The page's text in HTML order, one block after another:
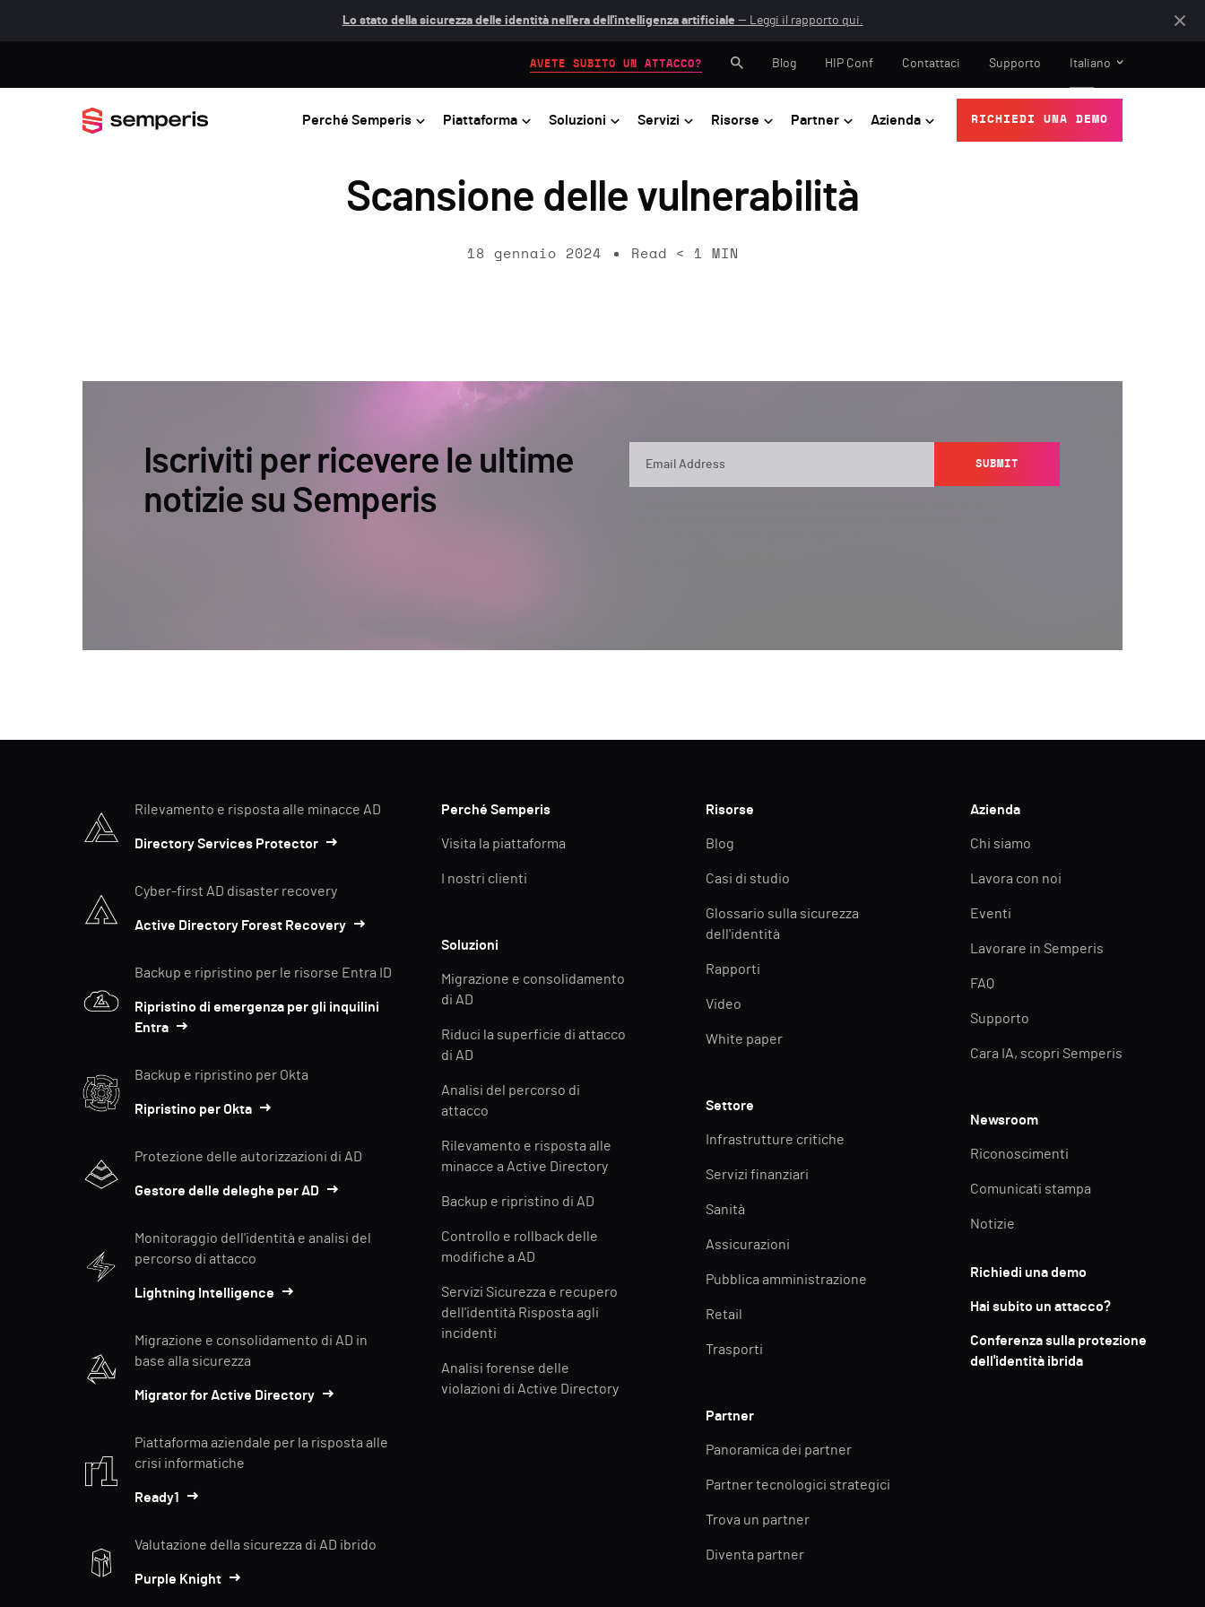
Lo stato della sicurezza delle identità nell'era dell'intelligenza artificiale — Leggi il rapporto qui.
Perché Semperis Piattaforma Soluzioni Servizi Risorse Partner Azienda RICHIEDI UNA DEMO
AVETE SUBITO UN ATTACCO? Blog HIP Conf Contattaci Supporto Italiano
Scansione delle vulnerabilità
18 gennaio 2024 Read < 1 MIN
Iscriviti per ricevere le ultime
notizie su Semperis
SUBMIT
Rilevamento e risposta alle minacce AD
Directory Services Protector
Cyber-first AD disaster recovery
Active Directory Forest Recovery
Backup e ripristino per le risorse Entra ID
Ripristino di emergenza per gli inquilini
Entra
Backup e ripristino per Okta
Ripristino per Okta
Protezione delle autorizzazioni di AD
Gestore delle deleghe per AD
Monitoraggio dell'identità e analisi del
percorso di attacco
Lightning Intelligence
Migrazione e consolidamento di AD in
base alla sicurezza
Migrator for Active Directory
Piattaforma aziendale per la risposta alle
crisi informatiche
Ready1
Valutazione della sicurezza di AD ibrido
Purple Knight
Perché Semperis
Visita la piattaforma
I nostri clienti
Soluzioni
Migrazione e consolidamento
di AD
Riduci la superficie di attacco
di AD
Analisi del percorso di
attacco
Rilevamento e risposta alle
minacce a Active Directory
Backup e ripristino di AD
Controllo e rollback delle
modifiche a AD
Servizi Sicurezza e recupero
dell'identità Risposta agli
incidenti
Analisi forense delle
violazioni di Active Directory
Risorse
Blog
Casi di studio
Glossario sulla sicurezza
dell'identità
Rapporti
Video
White paper
Settore
Infrastrutture critiche
Servizi finanziari
Sanità
Assicurazioni
Pubblica amministrazione
Retail
Trasporti
Partner
Panoramica dei partner
Partner tecnologici strategici
Trova un partner
Diventa partner
Azienda
Chi siamo
Lavora con noi
Eventi
Lavorare in Semperis
FAQ
Supporto
Cara IA, scopri Semperis
Newsroom
Riconoscimenti
Comunicati stampa
Notizie
Richiedi una demo
Hai subito un attacco?
Conferenza sulla protezione
dell'identità ibrida